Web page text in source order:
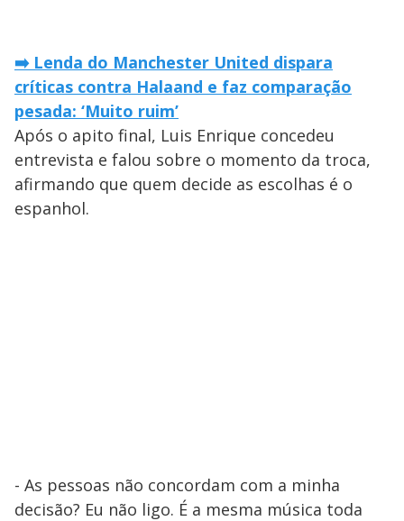
➡️ Lenda do Manchester United dispara
críticas contra Halaand e faz comparação
pesada: ‘Muito ruim’
Após o apito final, Luis Enrique concedeu
entrevista e falou sobre o momento da troca,
afirmando que quem decide as escolhas é o
espanhol.
- As pessoas não concordam com a minha
decisão? Eu não ligo. É a mesma música toda